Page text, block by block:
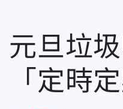
元旦垃
「定時定